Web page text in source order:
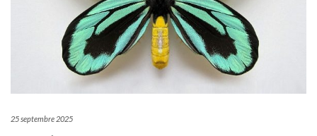
25 septembre 2025